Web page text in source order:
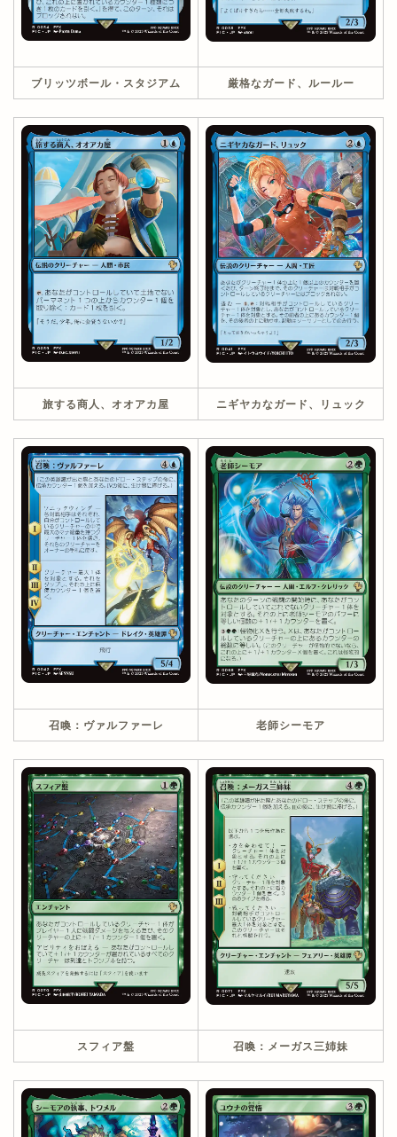
ブリッツボール・スタジアム 厳格なガード、ルールー
旅する商人、オオアカ屋 ニギヤカなガード、リュック
召喚：ヴァルファーレ 老師シーモア
スフィア盤 召喚：メーガス三姉妹